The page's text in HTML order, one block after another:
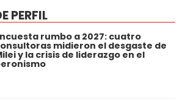
PERFIL
rumbo a 2027: cuatro
midieron el desgaste de
y la crisis de liderazgo en el